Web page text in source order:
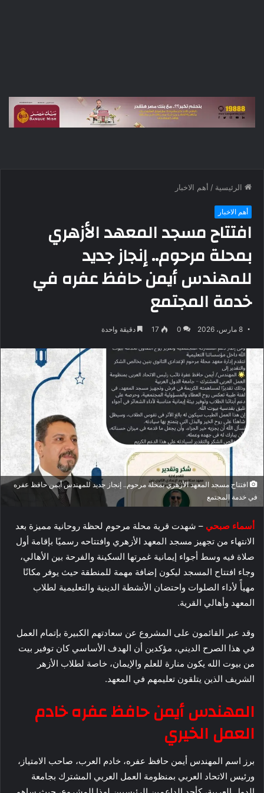
الرئيسية / أهم الاخبار
أهم الاخبار
افتتاح مسجد المعهد الأزهري
بمحلة مرحوم.. إنجاز جديد
للمهندس أيمن حافظ عفره في
خدمة المجتمع
8 مارس، 2026 0
17 دقيقة واحدة
افتتاح مسجد المعهد الأزهري بمحلة مرحوم.. إنجاز جديد للمهندس أيمن حافظ عفره
في خدمة المجتمع
أسماء صبحي – شهدت قرية محلة مرحوم لحظة روحانية مميزة بعد
الانتهاء من تجهيز مسجد المعهد الأزهري وافتتاحه رسميًا بإقامة أول
صلاة فيه وسط أجواء إيمانية غمرتها السكينة والفرحة بين الأهالي،
وجاء افتتاح المسجد ليكون إضافة مهمة للمنطقة حيث يوفر مكانًا
مهيأً لأداء الصلوات واحتضان الأنشطة الدينية والتعليمية لطلاب
المعهد وأهالي القرية.
وقد عبر القائمون على المشروع عن سعادتهم الكبيرة بإتمام العمل
في هذا الصرح الديني، مؤكدين أن الهدف الأساسي كان توفير بيت
من بيوت الله يكون منارة للعلم والإيمان، خاصة لطلاب الأزهر
الشريف الذين يتلقون تعليمهم في المعهد.
المهندس أيمن حافظ عفره خادم
العمل الخيري
برز اسم المهندس أيمن حافظ عفره، خادم العرب، صاحب الامتياز،
ورئيس الاتحاد العربي بمنظومة العمل العربي المشترك بجامعة